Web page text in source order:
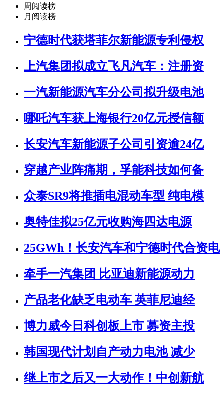
周阅读榜
月阅读榜
宁德时代获塔菲尔新能源专利侵权
上汽集团拟成立飞凡汽车：注册资
一汽新能源汽车分公司拟升级电池
哪吒汽车获上海银行20亿元授信额
长安汽车新能源子公司引资逾24亿
穿越产业阵痛期，孚能科技如何备
众泰SR9将推插电混动车型 纯电模
奥特佳拟25亿元收购海四达电源
25GWh！长安汽车和宁德时代合资电
牵手一汽集团 比亚迪新能源动力
产品老化缺乏电动车 英菲尼迪经
博力威今日科创板上市 募资主投
韩国现代计划自产动力电池 减少
继上市之后又一大动作！中创新航